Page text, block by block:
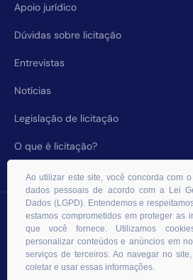
Apoio jurídico
Dúvidas sobre licitação
Entrevistas
Notícias
Legislação de licitação
O que é licitação?
© 2026 RHS Licitações. Todos os
Ao utilizar este site, você concorda com
dados pessoais de acordo com a Lei
Dados (LGPD). Entendemos e
estamos comprometidos em proteger as
que você fornece. Utilizamos
personalizar conteúdos e anúncios em
serviços de terceiros. Ao navegar no
coletar e usar essas informações.